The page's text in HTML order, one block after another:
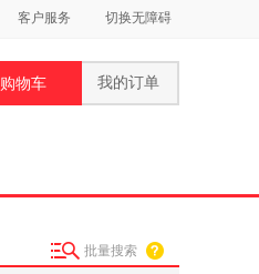
客户服务 切换无障碍
购物车 我的订单
批量搜索